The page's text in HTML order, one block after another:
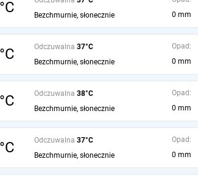
Bezchmurnie, słonecznie
0 mm
Odczuwalna 37°C
Bezchmurnie, słonecznie
Opad:
0 mm
Odczuwalna 38°C
Bezchmurnie, słonecznie
Opad:
0 mm
Odczuwalna 37°C
Bezchmurnie, słonecznie
Opad:
0 mm